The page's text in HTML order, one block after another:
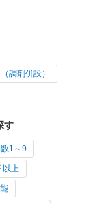
調剤併設）
す
1～9
以上